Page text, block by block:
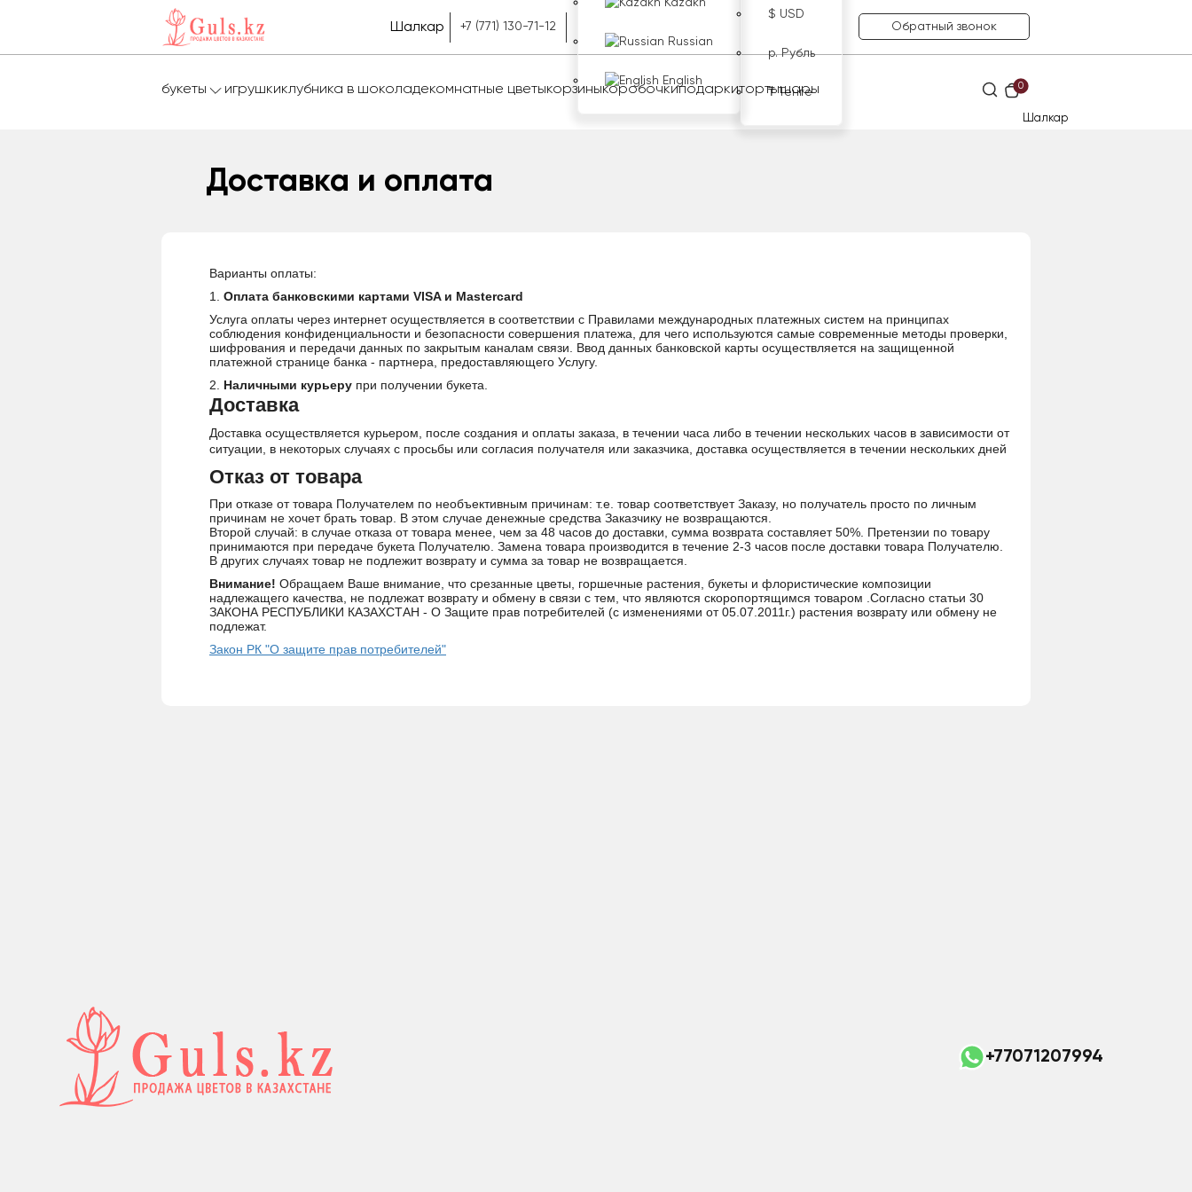
Шалкар +7 (771) 130-71-12
Kazakh
Russian
English
$ USD
р. Рубль
₸ Тенге
Обратный звонок
букеты игрушкиклубника в шоколадекомнатные цветыкорзиныкоробочкиподаркитортышары 0
Шалкар
Доставка и оплата
Варианты оплаты:
1. Оплата банковскими картами VISA и Mastercard
Услуга оплаты через интернет осуществляется в соответствии с Правилами международных платежных систем на принципах
соблюдения конфиденциальности и безопасности совершения платежа, для чего используются самые современные методы проверки,
шифрования и передачи данных по закрытым каналам связи. Ввод данных банковской карты осуществляется на защищенной
платежной странице банка - партнера, предоставляющего Услугу.
2.
Наличными курьеру при получении букета.
Доставка
Доставка осуществляется курьером, после создания и оплаты заказа, в течении часа либо в течении нескольких часов в зависимости от
ситуации, в некоторых случаях с просьбы или согласия получателя или заказчика, доставка осуществляется в течении нескольких дней
Отказ от товара
При отказе от товара Получателем по необъективным причинам: т.е. товар соответствует Заказу, но получатель просто по личным
причинам не хочет брать товар. В этом случае денежные средства Заказчику не возвращаются.
Второй случай: в случае отказа от товара менее, чем за 48 часов до доставки, сумма возврата составляет 50%. Претензии по товару
принимаются при передаче букета Получателю. Замена товара производится в течение 2-3 часов после доставки товара Получателю.
В других случаях товар не подлежит возврату и сумма за товар не возвращается.
Внимание! Обращаем Ваше внимание, что срезанные цветы, горшечные растения, букеты и флористические композиции
надлежащего качества, не подлежат возврату и обмену в связи с тем, что являются скоропортящимся товаром .Согласно статьи 30
ЗАКОНА РЕСПУБЛИКИ КАЗАХСТАН - О Защите прав потребителей (с изменениями от 05.07.2011г.) растения возврату или обмену не
подлежат.
Закон РК "О защите прав потребителей"
+77071207994